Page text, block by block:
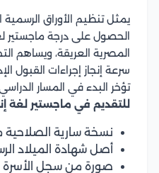
يمثل تنظيم الأوراق الرسمية
الحصول على درجة ماجستير
المصرية العريقة، ويساهم
سرعة إنجاز إجراءات القبول
تؤخر البدء في المسار الدراسي
للتقديم في ماجستير لغة
نسخة سارية
أصل شهادة الميلاد
صورة من سجل الأسرة